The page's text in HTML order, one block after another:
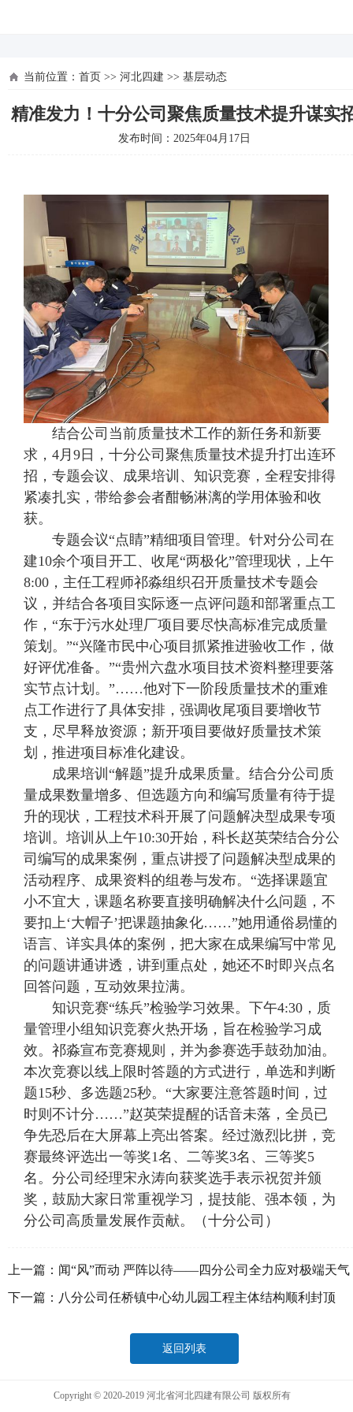
当前位置： 首页 >> 河北四建 >> 基层动态
精准发力！十分公司聚焦质量技术提升谋实
发布时间：2025年04月17日
结合公司当前质量技术工作的新任务和新要
求，4月9日，十分公司聚焦质量技术提升打出连环
招，专题会议、成果培训、知识竞赛，全程安排得
紧凑扎实，带给参会者酣畅淋漓的学用体验和收
获。
专题会议“点睛”精细项目管理。针对分公司在
建10余个项目开工、收尾“两极化”管理现状，上午
8:00，主任工程师祁淼组织召开质量技术专题会
议，并结合各项目实际逐一点评问题和部署重点工
作，“东于污水处理厂项目要尽快高标准完成质量
策划。”“兴隆市民中心项目抓紧推进验收工作，做
好评优准备。”“贵州六盘水项目技术资料整理要落
实节点计划。”……他对下一阶段质量技术的重难
点工作进行了具体安排，强调收尾项目要增收节
支，尽早释放资源；新开项目要做好质量技术策
划，推进项目标准化建设。
成果培训“解题”提升成果质量。结合分公司质
量成果数量增多、但选题方向和编写质量有待于提
升的现状，工程技术科开展了问题解决型成果专项
培训。培训从上午10:30开始，科长赵英荣结合分公
司编写的成果案例，重点讲授了问题解决型成果的
活动程序、成果资料的组卷与发布。“选择课题宜
小不宜大，课题名称要直接明确解决什么问题，不
要扣上‘大帽子’把课题抽象化……”她用通俗易懂的
语言、详实具体的案例，把大家在成果编写中常见
的问题讲通讲透，讲到重点处，她还不时即兴点名
回答问题，互动效果拉满。
知识竞赛“练兵”检验学习效果。下午4:30，质
量管理小组知识竞赛火热开场，旨在检验学习成
效。祁淼宣布竞赛规则，并为参赛选手鼓劲加油。
本次竞赛以线上限时答题的方式进行，单选和判断
题15秒、多选题25秒。“大家要注意答题时间，过
时则不计分……”赵英荣提醒的话音未落，全员已
争先恐后在大屏幕上亮出答案。经过激烈比拼，竞
赛最终评选出一等奖1名、二等奖3名、三等奖5
名。分公司经理宋永涛向获奖选手表示祝贺并颁
奖，鼓励大家日常重视学习，提技能、强本领，为
分公司高质量发展作贡献。（十分公司）
上一篇： 闻“风”而动 严阵以待——四分公司全力应对极端天气
下一篇： 八分公司任桥镇中心幼儿园工程主体结构顺利封顶
返回列表
Copyright © 2020-2019 河北省河北四建有限公司 版权所有